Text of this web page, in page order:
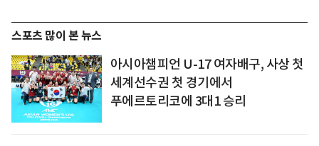
스포츠 많이 본 뉴스
아시아챔피언 U-17 여자배구, 사상 첫
세계선수권 첫 경기에서
푸에르토리코에 3대1 승리